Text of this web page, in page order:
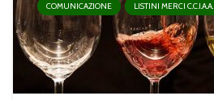
COMUNICAZIONE LISTINI MERCI C.C.I.A.A.